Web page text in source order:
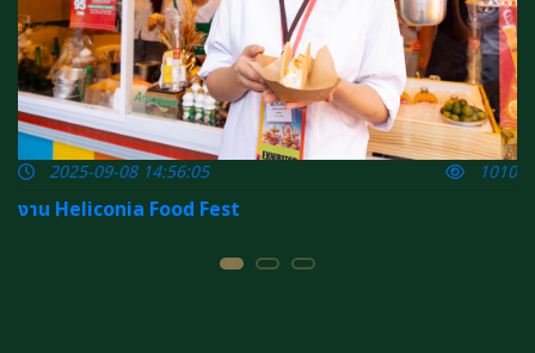
2025-09-08 14:56:05
1010
งาน Heliconia Food Fest